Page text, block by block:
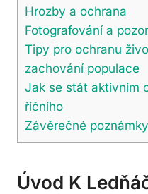
Hrozby a ochrana
Fotografování a
Tipy pro ochranu
zachování populace
Jak se stát aktivním
říčního
Závěrečné poznámky
Úvod K